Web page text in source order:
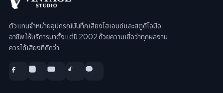
ตัวแทนจำหน่ายอุปกรณ์บันทึกเสียงไฮเอนด์และสตูดิโอมือ
อาชีพ ให้บริการมาตั้งแต่ปี 2002 ด้วยความเชื่อว่าทุกผลงาน
ควรได้เสียงที่ดีกว่า